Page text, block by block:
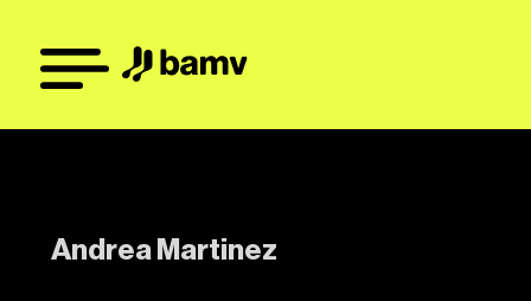
Andrea Martinez